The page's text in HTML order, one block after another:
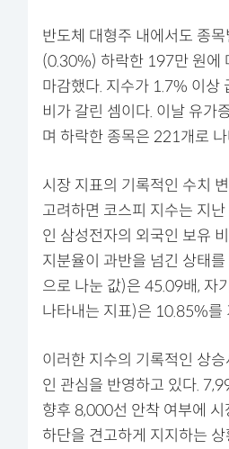
반도체 대형주 내에서도 종
(0.30%) 하락한 197만 원에
마감했다. 지수가 1.7% 이상
비가 갈린 셈이다. 이날 유가
며 하락한 종목은 221개로
시장 지표의 기록적인 수치
고려하면 코스피 지수는 지
인 삼성전자의 외국인 보유
지분율이 과반을 넘긴 상태
으로 나눈 값)은 45.09배, 자
나타내는 지표)은 10.85%를
이러한 지수의 기록적인 상
인 관심을 반영하고 있다.
향후 8,000선 안착 여부에
하단을 견고하게 지지하는